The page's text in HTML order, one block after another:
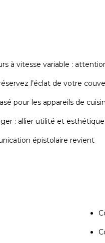
à vitesse variable :
l’éclat de votre
pour les appareils de
: allier utilité et esthétique
épistolaire revient